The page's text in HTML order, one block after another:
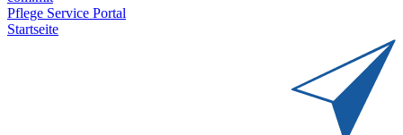
Pflege Service Portal
Startseite